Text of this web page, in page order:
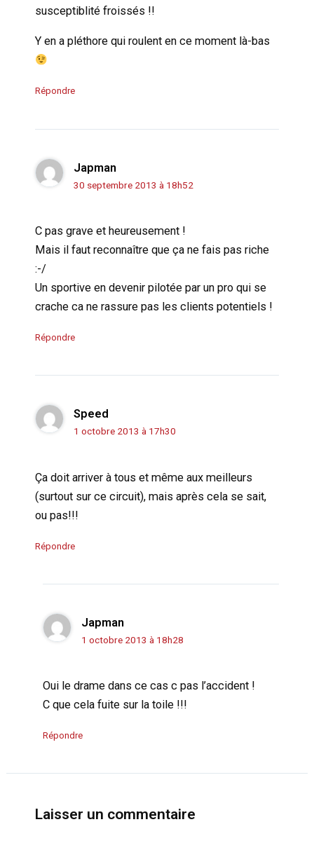
susceptiblité froissés !!
Y en a pléthore qui roulent en ce moment là-bas
Répondre
Japman
30 septembre 2013 à 18h52
C pas grave et heureusement !
Mais il faut reconnaître que ça ne fais pas riche
:-/
Un sportive en devenir pilotée par un pro qui se
crache ca ne rassure pas les clients potentiels !
Répondre
Speed
1 octobre 2013 à 17h30
Ça doit arriver à tous et même aux meilleurs
(surtout sur ce circuit), mais après cela se sait,
ou pas!!!
Répondre
Japman
1 octobre 2013 à 18h28
Oui le drame dans ce cas c pas l’accident !
C que cela fuite sur la toile !!!
Répondre
Laisser un commentaire